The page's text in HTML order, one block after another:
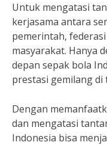
Untuk mengatasi
kerjasama antara
pemerintah,
masyarakat. Hanya
depan sepak bola
prestasi gemilang
Dengan
dan mengatasi
Indonesia bisa